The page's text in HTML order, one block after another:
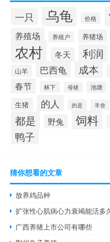
一只 乌龟 价格
养殖场 养殖户 养猪场
农村 冬天 利润
山羊 巴西龟 成本
春节
林下 母猪 池塘
生猪 的人 的是 羊舍
都是 野兔 饲料
鸭子
猜你想看的文章
放养鸡品种
扩张性心肌病心力衰竭能活多
广西养猪上市公司有哪些